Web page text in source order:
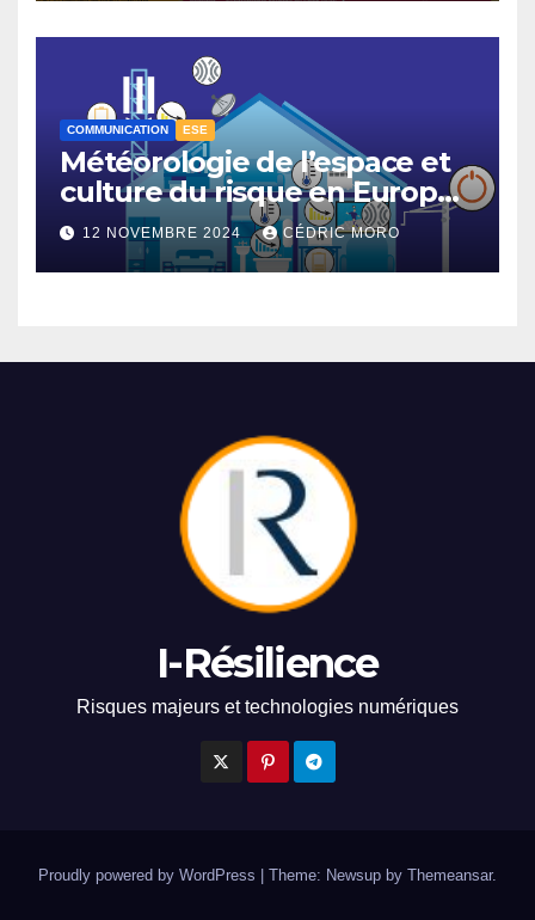
COMMUNICATION ESE
Météorologie de l’espace et
culture du risque en Europe –
3-112 NOVEMBRE 2024 CÉDRIC MORO
I-Résilience
Risques majeurs et technologies numériques
Proudly powered by WordPress Theme: Newsup by Themeansar.